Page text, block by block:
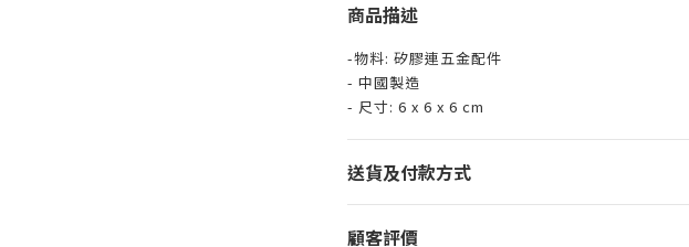
商品描述
-物料: 矽膠連五金配件
- 中國製造
- 尺寸: 6 x 6 x 6 cm
送貨及付款方式
顧客評價